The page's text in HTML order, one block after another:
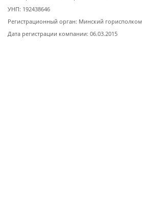
УНП: 192438646
Регистрационный орган: Минский горисполком
Дата регистрации компании: 06.03.2015